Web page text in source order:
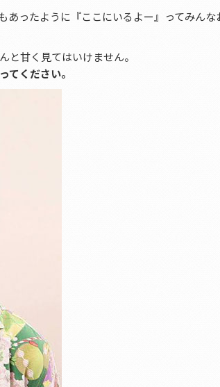
あったように『ここにいるよー』ってみん
と甘く見てはいけません。
てください。